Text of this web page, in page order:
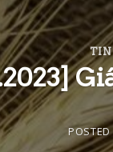
TIN